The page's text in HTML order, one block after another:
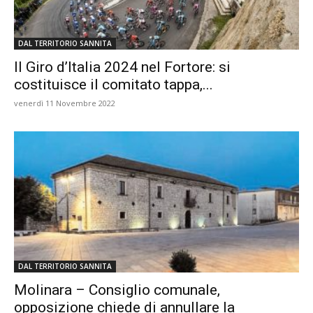
DAL TERRITORIO SANNITA
Il Giro d’Italia 2024 nel Fortore: si
costituisce il comitato tappa,...
venerdì 11 Novembre 2022
DAL TERRITORIO SANNITA
Molinara – Consiglio comunale,
opposizione chiede di annullare la